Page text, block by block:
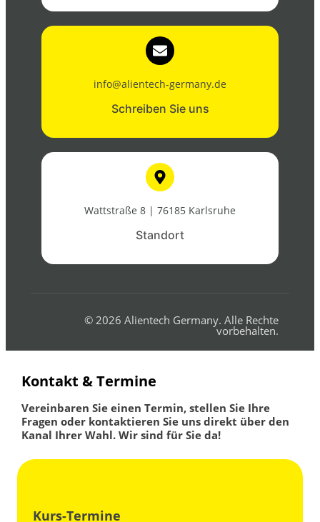
info@alientech-germany.de
Schreiben Sie uns
Wattstraße 8 | 76185 Karlsruhe
Standort​
© 2026 Alientech Germany. Alle Rechte
vorbehalten.
Kontakt & Termine
Vereinbaren Sie einen Termin, stellen Sie Ihre
Fragen oder kontaktieren Sie uns direkt über den
Kanal Ihrer Wahl. Wir sind für Sie da!
Kurs-Termine